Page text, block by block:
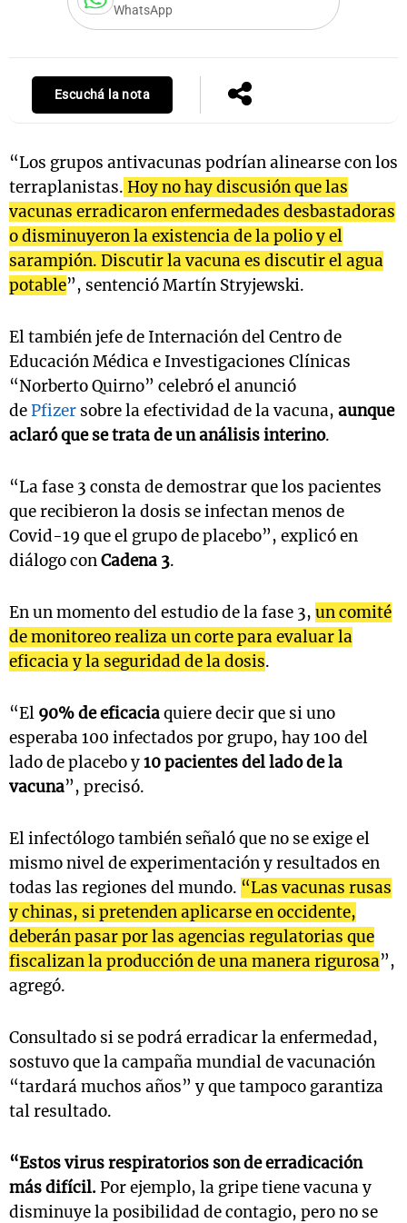
WhatsApp
Escuchá la nota
“Los grupos antivacunas podrían alinearse con los
terraplanistas. Hoy no hay discusión que las
vacunas erradicaron enfermedades desbastadoras
o disminuyeron la existencia de la polio y el
sarampión. Discutir la vacuna es discutir el agua
potable”, sentenció Martín Stryjewski.
El también jefe de Internación del Centro de
Educación Médica e Investigaciones Clínicas
“Norberto Quirno” celebró el anunció
dePfizer sobre la efectividad de la vacuna, aunque
aclaró que se trata de un análisis interino.
“La fase 3 consta de demostrar que los pacientes
que recibieron la dosis se infectan menos de
Covid-19 que el grupo de placebo”, explicó en
diálogo conCadena 3.
En un momento del estudio de la fase 3, un comité
de monitoreo realiza un corte para evaluar la
eficacia y la seguridad de la dosis.
“El 90% de eficaciaquiere decir que si uno
esperaba 100 infectados por grupo, hay 100 del
lado de placebo y10 pacientes del lado de la
vacuna”, precisó.
El infectólogo también señaló que no se exige el
mismo nivel de experimentación y resultados en
todas las regiones del mundo. “Las vacunas rusas
y chinas, si pretenden aplicarse en occidente,
deberán pasar por las agencias regulatorias que
fiscalizan la producción de una manera rigurosa”,
agregó.
Consultado si se podrá erradicar la enfermedad,
sostuvo que la campaña mundial de vacunación
“tardará muchos años” y que tampoco garantiza
tal resultado.
“Estos virus respiratorios son de erradicación
más difícil. Por ejemplo, la gripe tiene vacuna y
disminuye la posibilidad de contagio, pero no se
Notas
Mundial 2026
Notas
La Sole en
Cadena 3